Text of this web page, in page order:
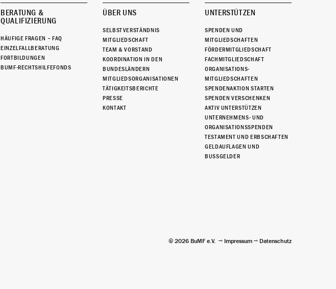
BERATUNG &
QUALIFIZIERUNG
HÄUFIGE FRAGEN – FAQ
EINZELFALLBERATUNG
FORTBILDUNGEN
BUMF-RECHTSHILFEFONDS
ÜBER UNS
SELBSTVERSTÄNDNIS
MITGLIEDSCHAFT
TEAM & VORSTAND
KOORDINATION IN DEN
BUNDESLÄNDERN
MITGLIEDSORGANISATIONEN
TÄTIGKEITSBERICHTE
PRESSE
KONTAKT
UNTERSTÜTZEN
SPENDEN UND
MITGLIEDSCHAFTEN
FÖRDERMITGLIEDSCHAFT
FACHMITGLIEDSCHAFT
ORGANISATIONS-
MITGLIEDSCHAFTEN
SPENDENAKTION STARTEN
SPENDEN VERSCHENKEN
AKTIV UNTERSTÜTZEN
UNTERNEHMENS- UND
ORGANISATIONSSPENDEN
TESTAMENT UND ERBSCHAFTEN
GELDAUFLAGEN UND
BUSSGELDER
© 2026 BuMF e.V. Impressum Datenschutz